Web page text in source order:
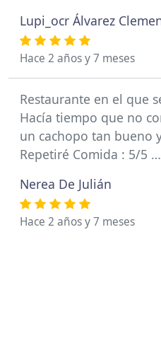
Lupi_ocr Álvarez
Hace 2 años y 7 meses
Restaurante en el que
Hacía tiempo que no
un cachopo tan bueno
Repetiré Comida : 5/5
Nerea De Julián
Hace 2 años y 7 meses